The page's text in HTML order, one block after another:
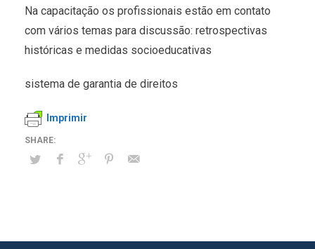
Na capacitação os profissionais estão em contato
com vários temas para discussão: retrospectivas
históricas e medidas socioeducativas
sistema de garantia de direitos
Imprimir